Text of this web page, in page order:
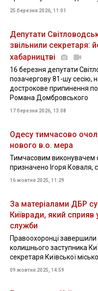
25 березня 2026, 11:01
Депутати
звільнили секретаря:
хабарництві
16 березня депутати
позачергову 81-шу сесію,
дострокове припинення
Романа Домбровського
17 березня 2026, 13:08
Одесу тимчасово
нового в.о. мера
Тимчасовим виконувачем
призначено Ігоря Коваля,
16 жовтня 2025, 11:29
За матеріалами ДБР
Київради, який сприяв
служби
Правоохоронці завершили
колишнього заступника
секретаря Київської
09 жовтня 2025, 14:59